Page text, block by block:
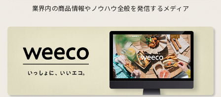
業界内の商品情報やノウハウ全般を発信するメディア